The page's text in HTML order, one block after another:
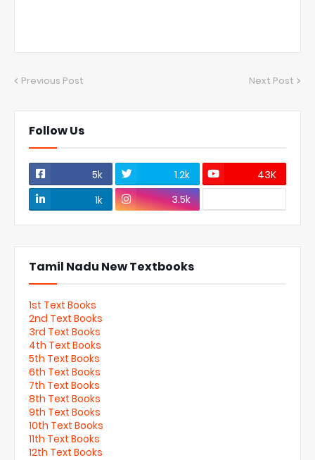
Previous Post Next Post
Follow Us
5k 1.2k
43K
1k
3.5k
Tamil Nadu New Textbooks
1st Text Books
2nd Text Books
3rd Text Books
4th Text Books
5th Text Books
6th Text Books
7th Text Books
8th Text Books
9th Text Books
10th Text Books
11th Text Books
12th Text Books